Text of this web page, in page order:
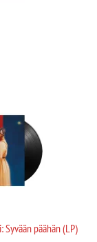
Syvään päähän (LP)